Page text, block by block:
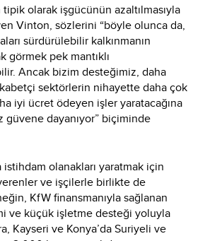
tipik olarak işgücünün azaltılmasıyla
Vinton, sözlerini “böyle olunca da,
sürdürülebilir kalkınmanın
görmek pek mantıklı
Ancak bizim desteğimiz, daha
sektörlerin nihayette daha çok
iyi ücret ödeyen işler yaratacağına
güvene dayanıyor” biçiminde
istihdam olanakları yaratmak için
ve işçilerle birlikte de
KfW finansmanıyla sağlanan
ve küçük işletme desteği yoluyla
Kayseri ve Konya’da Suriyeli ve